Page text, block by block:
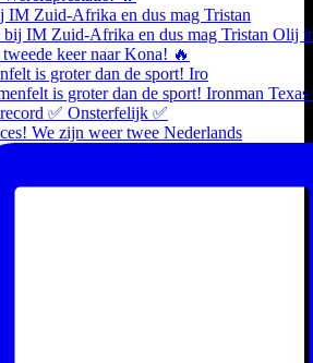
Zuid-Afrika en dus mag Tristan
is groter dan de sport! Iro
We zijn weer twee Nederlands